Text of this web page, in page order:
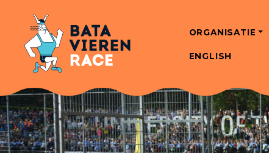
ORGANISATIE
ENGLISH